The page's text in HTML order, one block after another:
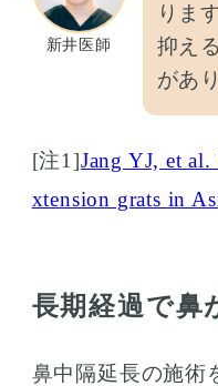
新井医師
りま
抑え
があ
[注1]Jang YJ, et
xtension grats in
長期経過で鼻
鼻中隔延長の施術